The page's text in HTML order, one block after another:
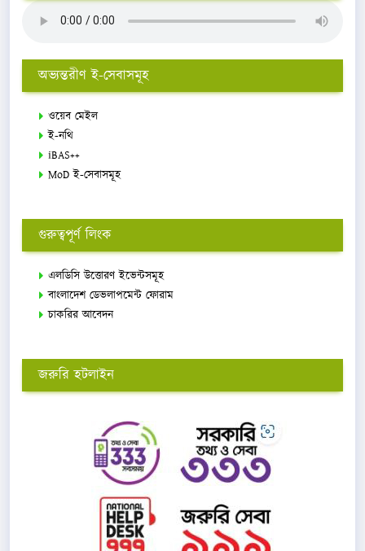
অভ্যন্তরীণ ই-সেবাসমূহ
ওয়েব মেইল
ই-নথি
iBAS++
MoD ই-সেবাসমূহ
গুরুত্বপূর্ণ লিংক
এলডিসি উত্তোরণ ইভেন্টসমূহ
বাংলাদেশ ডেভলাপমেন্ট ফোরাম
চাকরির আবেদন
জরুরি হটলাইন